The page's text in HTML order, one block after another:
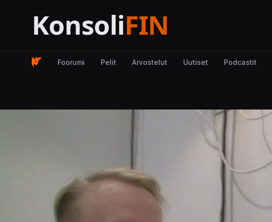
Foorumi Pelit Arvostelut Uutiset Podcastit